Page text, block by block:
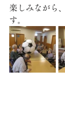
楽しみながら
す。